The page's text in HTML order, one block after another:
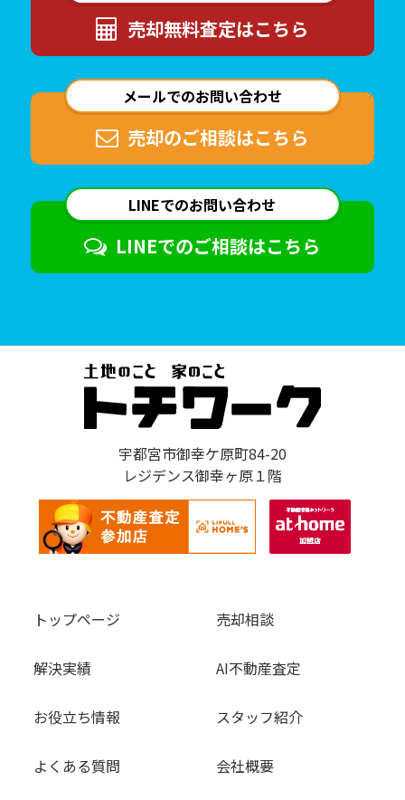
売却無料査定はこちら
メールでのお問い合わせ
売却のご相談はこちら
LINEでのお問い合わせ
LINEでのご相談はこちら
宇都宮市御幸ケ原町84-20
レジデンス御幸ヶ原１階
トップページ 売却相談
解決実績 AI不動産査定
お役立ち情報 スタッフ紹介
よくある質問 会社概要